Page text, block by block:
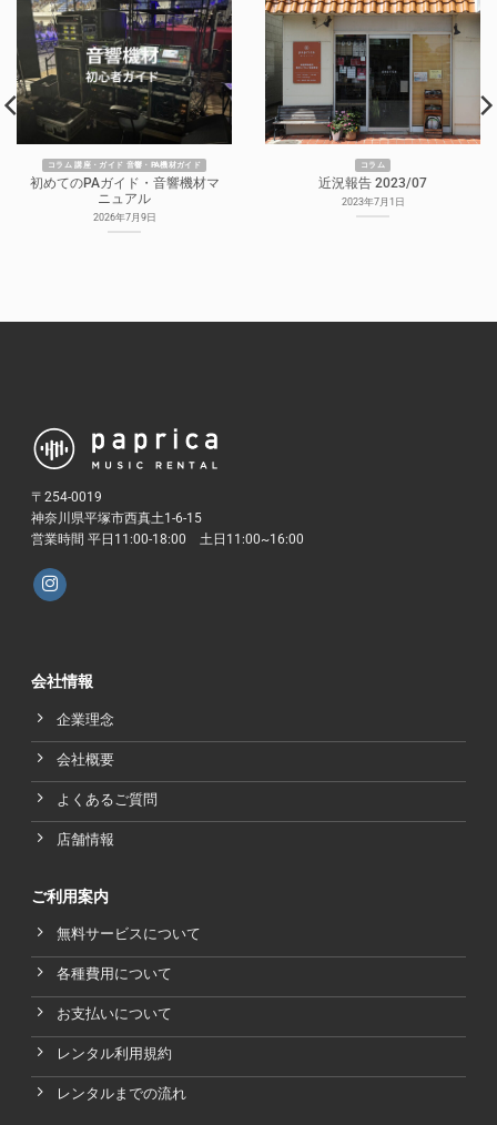
コラム 講座・ガイド 音響・PA機材ガイド
初めてのPAガイド・音響機材マ
ニュアル
2026年7月9日
コラム
近況報告 2023/07
2023年7月1日
〒254-0019
神奈川県平塚市西真土1-6-15
営業時間 平日11:00-18:00 土日11:00~16:00
会社情報
企業理念
会社概要
よくあるご質問
店舗情報
ご利用案内
無料サービスについて
各種費用について
お支払いについて
レンタル利用規約
レンタルまでの流れ